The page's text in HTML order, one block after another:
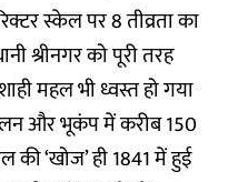
स्केल पर 8 तीव्रता का
श्रीनगर को पूरी तरह
महल भी ध्वस्त हो गया
और भूकंप में करीब 150
की ‘खोज’ ही 1841 में हुई